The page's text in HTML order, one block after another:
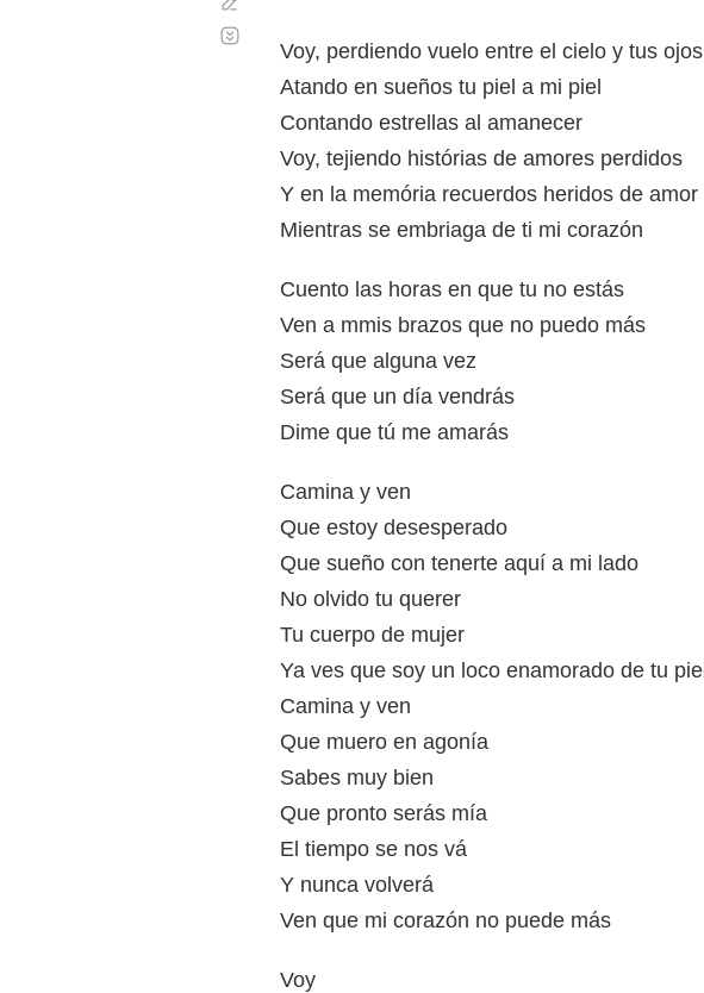
Voy, perdiendo vuelo entre el cielo y tus ojos
Atando en sueños tu piel a mi piel
Contando estrellas al amanecer
Voy, tejiendo histórias de amores perdidos
Y en la memória recuerdos heridos de amor
Mientras se embriaga de ti mi corazón
Cuento las horas en que tu no estás
Ven a mmis brazos que no puedo más
Será que alguna vez
Será que un día vendrás
Dime que tú me amarás
Camina y ven
Que estoy desesperado
Que sueño con tenerte aquí a mi lado
No olvido tu querer
Tu cuerpo de mujer
Ya ves que soy un loco enamorado de tu piel
Camina y ven
Que muero en agonía
Sabes muy bien
Que pronto serás mía
El tiempo se nos vá
Y nunca volverá
Ven que mi corazón no puede más
Voy
automático